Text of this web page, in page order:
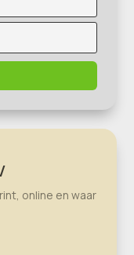
online en waar